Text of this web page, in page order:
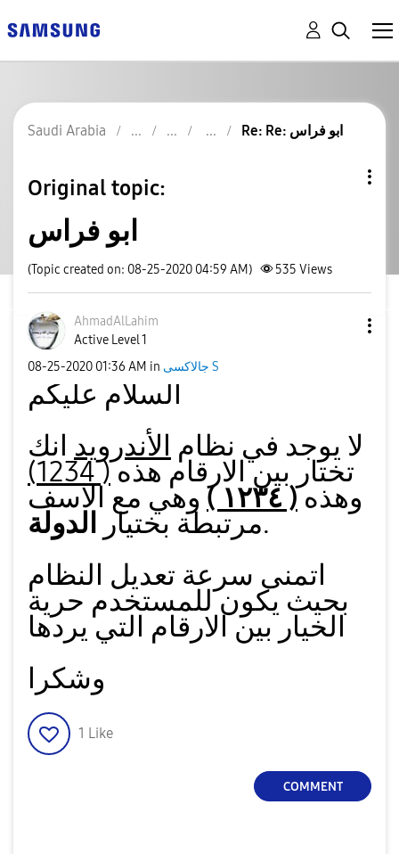
Saudi Arabia Re: Re: ابو فراس
Original topic:
ابو فراس
(Topic created on: 08-25-2020 04:59 AM) 535 Views
AhmadAlLahim
Active Level 1
‎08-25-2020 01:36 AM in جالاكسى S
السلام عليكم
لا يوجد في نظام الأندرويد انك
تختار بين الارقام هذه( 1234)
وهذه( ١٢٣٤ ) وهي مع الاسف
مرتبطة بختيار الدولة
.
اتمنى سرعة تعديل النظام
بحيث يكون للمستخدم حرية
الخيار بين الارقام التي يردها
وشكرا
1 Like
COMMENT